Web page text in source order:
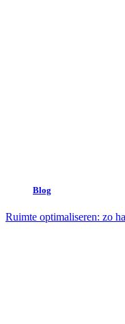
Blog
Ruimte optimaliseren: zo